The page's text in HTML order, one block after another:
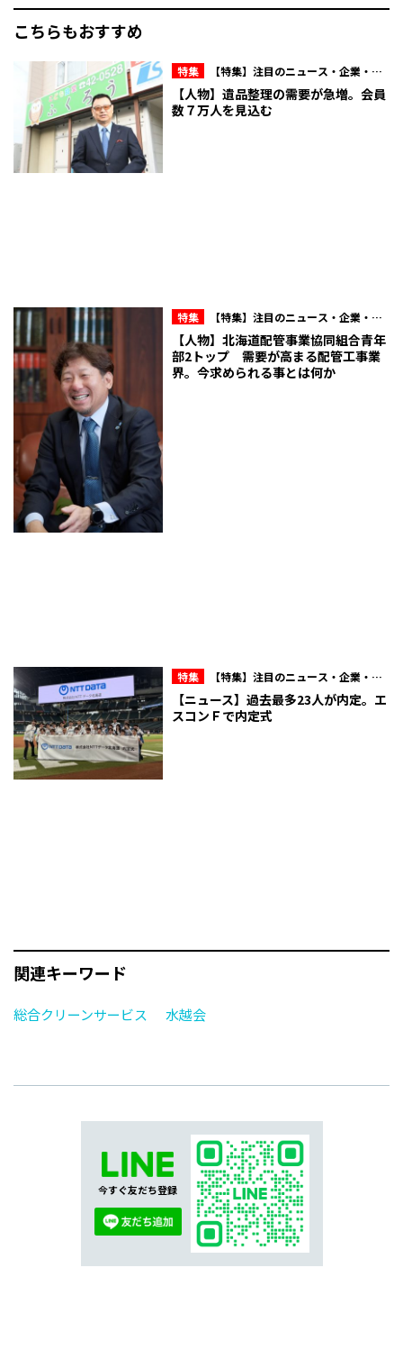
こちらもおすすめ
特集
【特集】注目のニュース・企業・人
物【人物】遺品整理の需要が急増。会員
数７万人を見込む
特集
【特集】注目のニュース・企業・人
物【人物】北海道配管事業協同組合青年
部2トップ 需要が高まる配管工事業
界。今求められる事とは何か
特集
【特集】注目のニュース・企業・人
物【ニュース】過去最多23人が内定。エ
スコンＦで内定式
関連キーワード
総合クリーンサービス 水越会
今すぐ友だち登録